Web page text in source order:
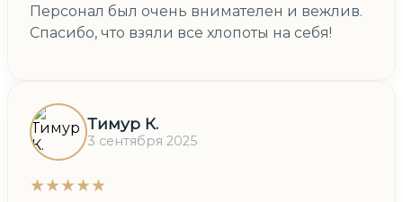
Персонал был очень внимателен и вежлив.
Спасибо, что взяли все хлопоты на себя!
Тимур К.
3 сентября 2025
★★★★★